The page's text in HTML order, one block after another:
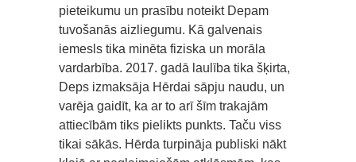
pieteikumu un prasību noteikt Depam
tuvošanās aizliegumu. Kā galvenais
iemesls tika minēta fiziska un morāla
vardarbība. 2017. gadā laulība tika šķirta,
Deps izmaksāja Hērdai sāpju naudu, un
varēja gaidīt, ka ar to arī šīm trakajām
attiecībām tiks pielikts punkts. Taču viss
tikai sākās. Hērda turpināja publiski nākt